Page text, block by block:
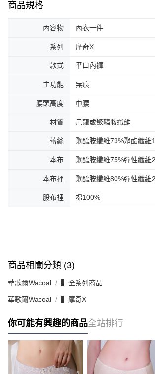
商品規格
內容物 內衣一件
系列 摩奇X
款式 平口內褲
主功能 無痕
腰頭高度 中腰
材質 尼龍或聚醯胺纖維
蕾絲 聚醯胺纖維73%聚酯纖維
本布 聚醯胺纖維75%彈性纖維
本布裡 聚醯胺纖維80%彈性纖維
股布裡 棉100%
商品相關分類 (3)
華歌爾Wacoal ▍全系列商品
華歌爾Wacoal ▍摩奇X
你可能有興趣的商品全站排行